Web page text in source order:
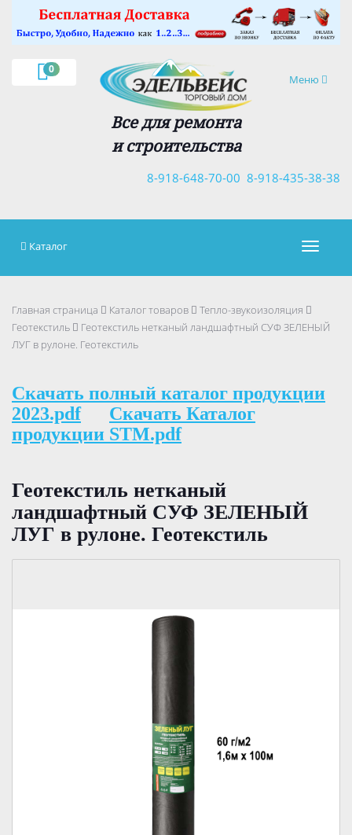
0
Навигация
Меню
Все для ремонта
и строительства
8-918-435-38-38
8-918-648-70-00
×
Каталог
Главная страница Каталог товаров
Тепло-звукоизоляция
Геотекстиль
Геотекстиль нетканый ландшафтный СУФ ЗЕЛЕНЫЙ
ЛУГ в рулоне. Геотекстиль
Скачать полный каталог продукции
2023.pdf
Скачать Каталог
продукции STM.pdf
Геотекстиль нетканый
ландшафтный СУФ ЗЕЛЕНЫЙ
ЛУГ в рулоне. Геотекстиль